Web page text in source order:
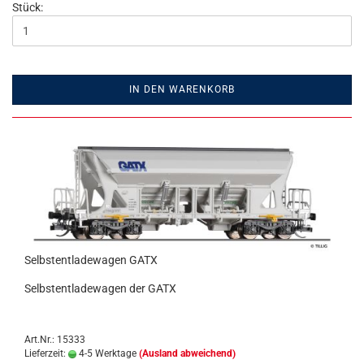
Stück:
IN DEN WARENKORB
Selbstentladewagen GATX
Selbstentladewagen der GATX
Art.Nr.: 15333
Lieferzeit:
4-5 Werktage (Ausland abweichend)